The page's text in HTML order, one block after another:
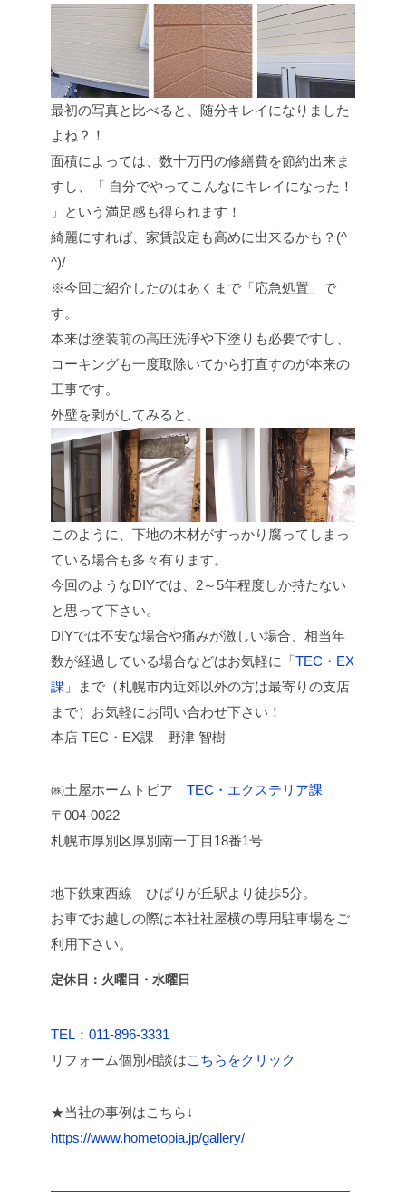
最初の写真と比べると、随分キレイになりました
よね？！
面積によっては、数十万円の修繕費を節約出来ま
すし、「 自分でやってこんなにキレイになった！
」という満足感も得られます！
綺麗にすれば、家賃設定も高めに出来るかも？(^
^)/
※今回ご紹介したのはあくまで「応急処置」で
す。
本来は塗装前の高圧洗浄や下塗りも必要ですし、
コーキングも一度取除いてから打直すのが本来の
工事です。
外壁を剥がしてみると、
このように、下地の木材がすっかり腐ってしまっ
ている場合も多々有ります。
今回のようなDIYでは、2～5年程度しか持たない
と思って下さい。
DIYでは不安な場合や痛みが激しい場合、相当年
数が経過している場合などはお気軽に「TEC・EX
課 」まで（札幌市内近郊以外の方は最寄りの支店
まで）お気軽にお問い合わせ下さい！
本店 TEC・EX課 野津 智樹
㈱土屋ホームトピア TEC・エクステリア課
〒004-0022
札幌市厚別区厚別南一丁目18番1号
地下鉄東西線 ひばりが丘駅より徒歩5分。
お車でお越しの際は本社社屋横の専用駐車場をご
利用下さい。
定休日：火曜日・水曜日
TEL：011-896-3331
リフォーム個別相談はこちらをクリック
★当社の事例はこちら↓
https://www.hometopia.jp/gallery/
――――――――――――――――――――――